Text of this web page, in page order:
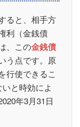
ると、相手方
利（金銭債
、この金銭債
う点です。原
行使できるこ
と時効によ
年3月31日